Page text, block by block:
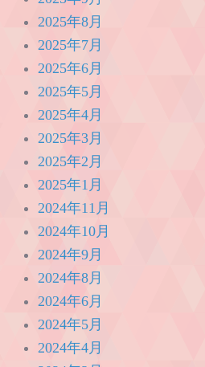
2025年8月
2025年7月
2025年6月
2025年5月
2025年4月
2025年3月
2025年2月
2025年1月
2024年11月
2024年10月
2024年9月
2024年8月
2024年6月
2024年5月
2024年4月